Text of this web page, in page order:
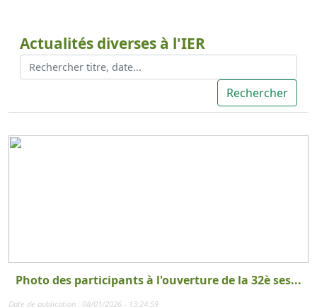
Actualités diverses à l'IER
Photo des participants à l'ouverture de la 32è ses...
Date de publication : 08/01/2026 - 13:24:59